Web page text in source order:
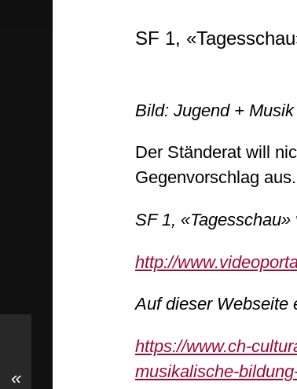
SF 1,
Bild: Jugend + Musik
Der Ständerat will
Gegenvorschlag
SF 1,
http://
Auf dieser Webseite
https://www.ch-
musikalische-
«